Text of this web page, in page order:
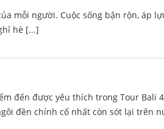
mỗi người. Cuộc sống bận rộn, áp
hè [...]
đến được yêu thích trong Tour
đền chính cổ nhất còn sót lại trên